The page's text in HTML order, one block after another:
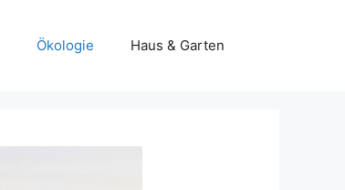
Ökologie Haus & Garten